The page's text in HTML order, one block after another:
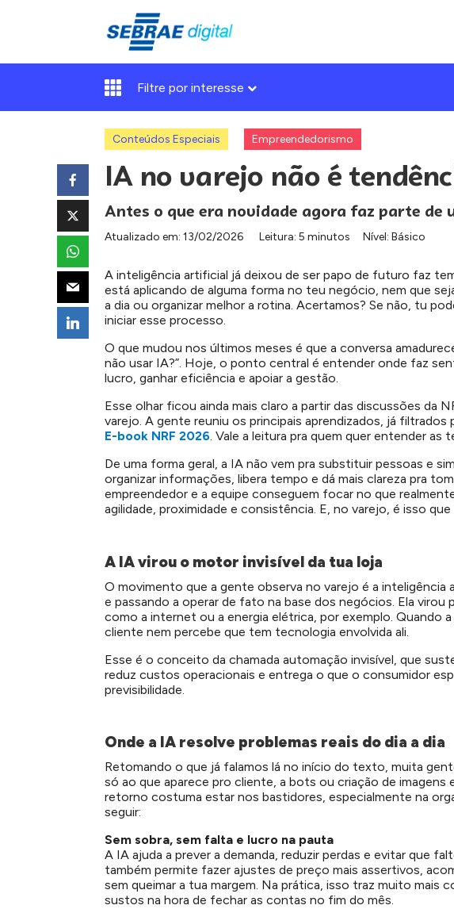
Filtre por interesse
Conteúdos Especiais Empreendedorismo
IA no varejo não é
Antes o que era novidade agora faz parte de
Atualizado em: 13/02/2026 Leitura: 5 minutos Nível: Básico
A inteligência artificial já deixou de ser papo de futuro faz
está aplicando de alguma forma no teu negócio, nem que
a dia ou organizar melhor a rotina. Acertamos? Se não, tu
iniciar esse processo.
O que mudou nos últimos meses é que a conversa
não usar IA?”. Hoje, o ponto central é entender onde faz
lucro, ganhar eficiência e apoiar a gestão.
Esse olhar ficou ainda mais claro a partir das discussões da
varejo. A gente reuniu os principais aprendizados, já
E-book NRF 2026. Vale a leitura pra quem quer entender as
De uma forma geral, a IA não vem pra substituir pessoas e
organizar informações, libera tempo e dá mais clareza pra
empreendedor e a equipe conseguem focar no que
agilidade, proximidade e consistência. E, no varejo, é isso
A IA virou o motor invisível da tua loja
O movimento que a gente observa no varejo é a inteligência
e passando a operar de fato na base dos negócios. Ela
como a internet ou a energia elétrica, por exemplo. Quando
cliente nem percebe que tem tecnologia envolvida ali.
Esse é o conceito da chamada automação invisível, que
reduz custos operacionais e entrega o que o consumidor
previsibilidade.
Onde a IA resolve problemas reais do dia a dia
Retomando o que já falamos lá no início do texto, muita
só ao que aparece pro cliente, a bots ou criação de imagens
retorno costuma estar nos bastidores, especialmente na
seguir:
Sem sobra, sem falta e lucro na pauta
A IA ajuda a prever a demanda, reduzir perdas e evitar que
também permite fazer ajustes de preço mais assertivos,
sem queimar a tua margem. Na prática, isso traz muito mais
sustos na hora de fechar as contas no fim do mês.